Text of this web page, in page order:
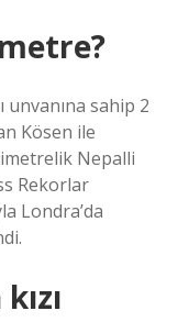
unvanına sahip 2
Kösen ile
Nepalli
Rekorlar
Londra’da